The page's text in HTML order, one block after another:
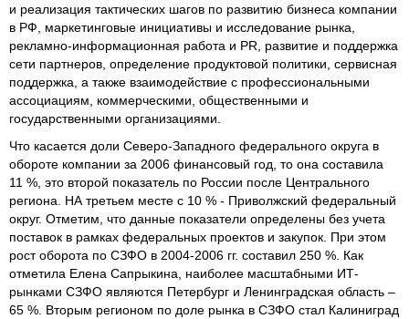
и реализация тактических шагов по развитию бизнеса компании
в РФ, маркетинговые инициативы и исследование рынка,
рекламно-информационная работа и PR, развитие и поддержка
сети партнеров, определение продуктовой политики, сервисная
поддержка, а также взаимодействие с профессиональными
ассоциациям, коммерческими, общественными и
государственными организациями.
Что касается доли Северо-Западного федерального округа в
обороте компании за 2006 финансовый год, то она составила
11 %, это второй показатель по России после Центрального
региона. НА третьем месте с 10 % - Приволжский федеральный
округ. Отметим, что данные показатели определены без учета
поставок в рамках федеральных проектов и закупок. При этом
рост оборота по СЗФО в 2004-2006 гг. составил 250 %. Как
отметила Елена Сапрыкина, наиболее масштабными ИТ-
рынками СЗФО являются Петербург и Ленинградская область –
65 %. Вторым регионом по доле рынка в СЗФО стал Калиниград